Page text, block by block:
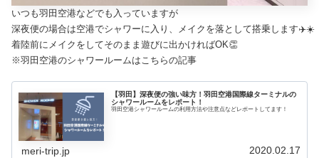
いつも羽田空港などでも入っていますが
深夜便の場合は空港でシャワーに入り、メイクを落として搭乗します✈️☀️
着陸前にメイクをしてそのまま遊びに出かければOK👏
※羽田空港のシャワールームはこちらの記事
【羽田】深夜便の強い味方！羽田空港国際線ターミナルの
シャワールームをレポート！
羽田空港シャワールームの利用方法や注意点などレポートしてます！
meri-trip.jp 2020.02.17